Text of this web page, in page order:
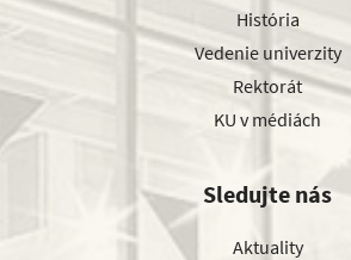
História
Vedenie univerzity
Rektorát
KU v médiách
Sledujte nás
Aktuality